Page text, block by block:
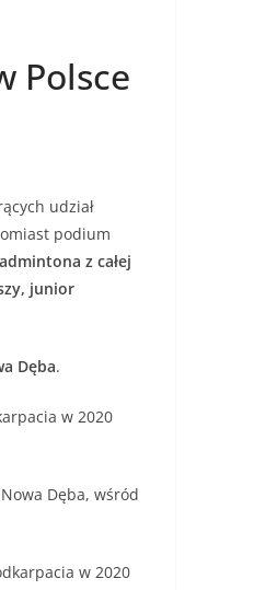
Polsce
udział
podium
z całej
junior
Dęba.
w 2020
Dęba, wśród
w 2020